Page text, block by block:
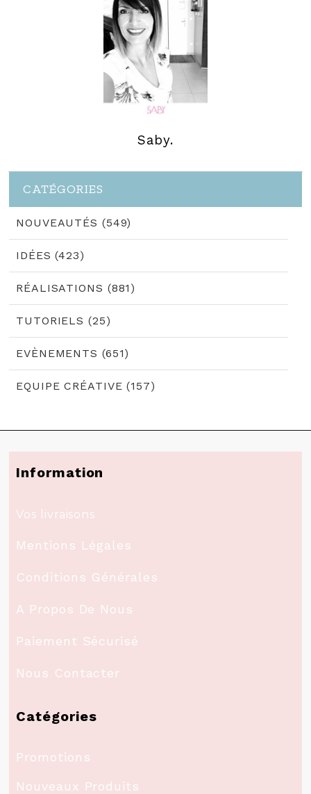
Saby.
CATÉGORIES
NOUVEAUTÉS (549)
IDÉES (423)
RÉALISATIONS (881)
TUTORIELS (25)
EVÈNEMENTS (651)
EQUIPE CRÉATIVE (157)
Information
Vos livraisons
Mentions Légales
Conditions Générales
A Propos De Nous
Paiement Sécurisé
Nous Contacter
Catégories
Promotions
Nouveaux Produits